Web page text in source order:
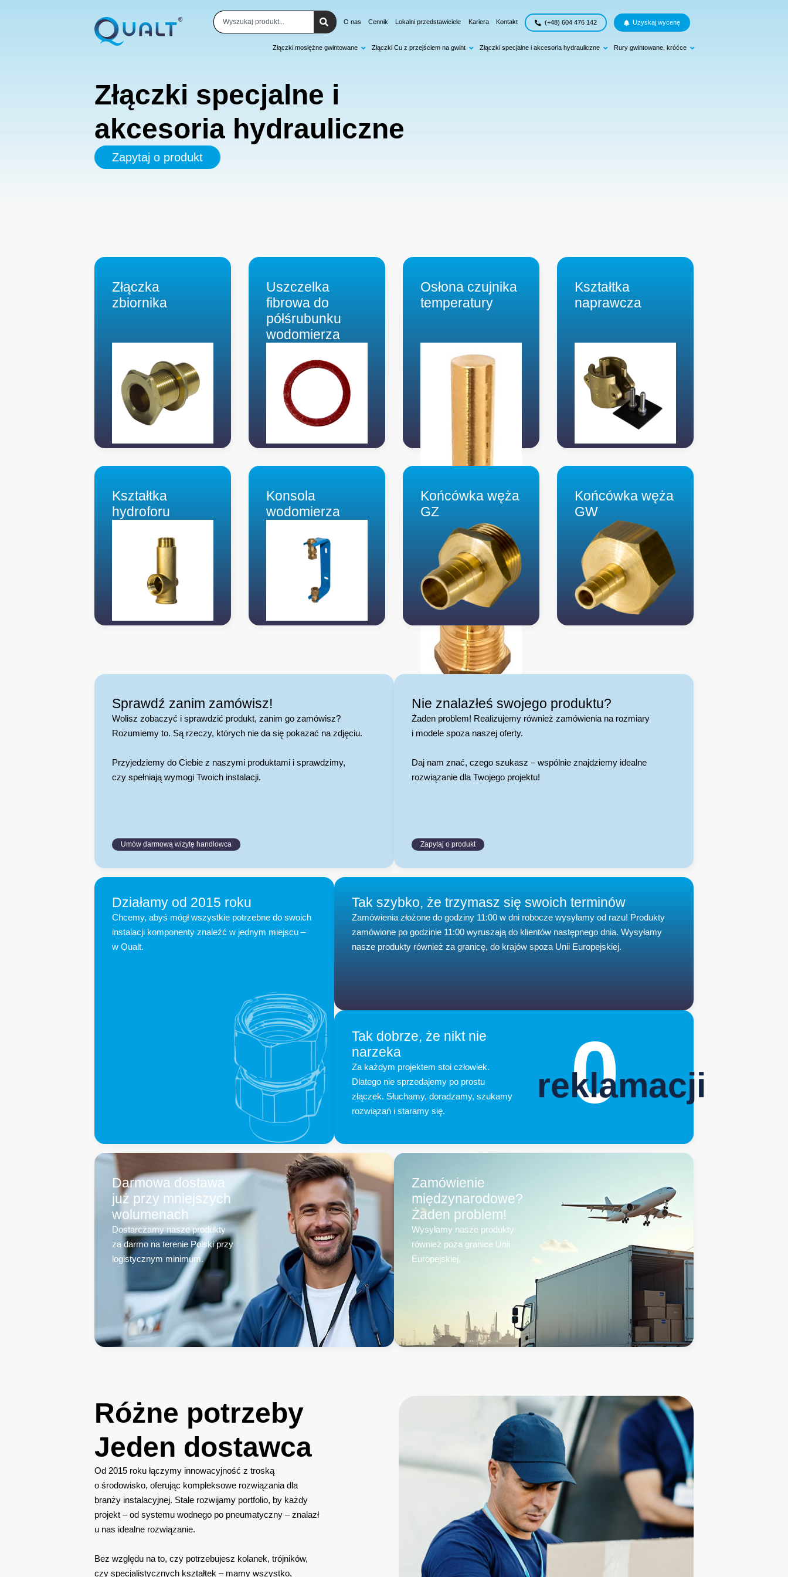
O nas Cennik Lokalni przedstawiciele Kariera Kontakt (+48) 604 476 142 Uzyskaj wycenę
Złączki mosiężne gwintowane Złączki Cu z przejściem na gwint Złączki specjalne i akcesoria hydrauliczne Rury gwintowane, króćce
Złączki specjalne i
akcesoria hydrauliczne
Zapytaj o produkt
Złączka
zbiornika
Uszczelka
fibrowa do
półśrubunku
wodomierza
Osłona czujnika
temperatury
Kształtka
naprawcza
Kształtka
hydroforu
Konsola
wodomierza
Końcówka węża
GZ
Końcówka węża
GW
Sprawdź zanim zamówisz!
Wolisz zobaczyć i sprawdzić produkt, zanim go zamówisz?
Rozumiemy to. Są rzeczy, których nie da się pokazać na zdjęciu.
Przyjedziemy do Ciebie z naszymi produktami i sprawdzimy,
czy spełniają wymogi Twoich instalacji.
Umów darmową wizytę handlowca
Nie znalazłeś swojego produktu?
Żaden problem! Realizujemy również zamówienia na rozmiary
i modele spoza naszej oferty.
Daj nam znać, czego szukasz – wspólnie znajdziemy idealne
rozwiązanie dla Twojego projektu!
Zapytaj o produkt
Działamy od 2015 roku
Chcemy, abyś mógł wszystkie potrzebne do swoich
instalacji komponenty znaleźć w jednym miejscu –
w Qualt.
od
Tak szybko, że trzymasz się swoich terminów
Zamówienia złożone do godziny 11:00 w dni robocze wysyłamy od razu! Produkty
zamówione po godzinie 11:00 wyruszają do klientów następnego dnia. Wysyłamy
nasze produkty również za granicę, do krajów spoza Unii Europejskiej.
Tak dobrze, że nikt nie
narzeka
Za każdym projektem stoi człowiek.
Dlatego nie sprzedajemy po prostu
złączek. Słuchamy, doradzamy, szukamy
rozwiązań i staramy się.
0
reklamacji
Darmowa dostawa
już przy mniejszych
wolumenach
Dostarczamy nasze produkty
za darmo na terenie Polski przy
logistycznym minimum.
Zamówienie
międzynarodowe?
Żaden problem!
Wysyłamy nasze produkty
również poza granice Unii
Europejskiej.
Różne potrzeby
Jeden dostawca
Od 2015 roku łączymy innowacyjność z troską
o środowisko, oferując kompleksowe rozwiązania dla
branży instalacyjnej. Stale rozwijamy portfolio, by każdy
projekt – od systemu wodnego po pneumatyczny – znalazł
u nas idealne rozwiązanie.
Bez względu na to, czy potrzebujesz kolanek, trójników,
czy specjalistycznych kształtek – mamy wszystko,